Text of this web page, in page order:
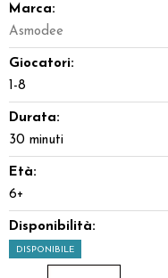
Marca:
Asmodee
Giocatori:
1-8
Durata:
30 minuti
Età:
6+
Disponibilità:
DISPONIBILE